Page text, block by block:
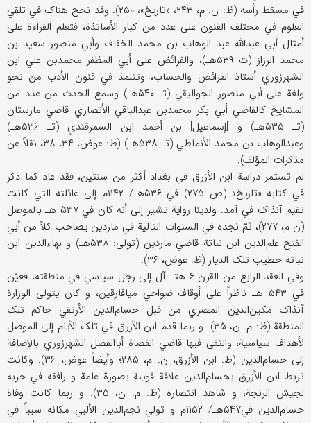
في مسقط رأسه (ظ: ن. م، ۲۴۳، «تاریخ»، ۲۵۰). وقد نجح هناک في تلقي
العلوم في مختلف الفنون علی عدد من کبار الأساتذة، فتعلم القراءة علی
أمثال أبي عبدالله عبد الوهاب بن محمد الخفاف وأبي منصور سعید بن
محمد الرزاز (ت ۵۳۹هـ)، والفرائض علی أبي المظفر محمدبن علي ابن
الشهرزوري أستاذ الفرائض والحساب، وتتلمذ في فنون الأدب من نحو
ولغة علی أبي منصور الجوالیقي (تـ ۵۴۰هـ) وسمع الحدث من عدد من
المشایخ کالقاضي أبي بکر محمدبن عبدالباقي الأنصاري قاضي مارستان
(تـ ۵۳۵هـ) و [إسماعیل] بن أحمد ابن السمرقندي (تـ ۵۳۶هـ)
وعبدالوهاب بن محمد الأنماطي (تـ ۵۳۸هـ) (ظ: عوض، ۳۴، ۳۸، نقلاً عن
مذکرات المؤلف).
لم تستمر دراسة ابن الأزرق في بغداد أکثر من سنتین، فقد عاد کما ذکر
في کتابه «تاریخ» (ص ۲۷۵) في ۵۳۶هـ/ ۱۱۴۲م إلی عائلته التي کانت
تقیم آنذاک في آمد. ولدینا روایة تشیر إلی أنه کان في ۵۳۷ هـ بالموصل
(ن م، ۲۷۷)، ثمّ نجده في السنوات التالیة في ماردین یصاحب کلاً من أبي
الفتح علم‌الدین ابن نباتة قاضي ماردین (تولی: ۵۳۸هـ) و بهاءالدین ابن
نباتة خطیب تلک الدیار (ظ: عوض، ۳۶).
وفي العقد الرابع من القرن ۶ هتـ آل إلی رجل سیاسي في منطقته، فعیّن
في ۵۴۳ هـ ناظراً علی أوقاف ضواحي میافارقین، و کان یتولی الوزارة
آنذاک مکین‌الدین المصري من قبل حسام‌الدین الأرتقي حاکم تلک
المنطقة (ظ: م. ن، ۳۵). و ربما قدم ابن الأزرق في تلک الأیام إلی الموصل
لأهداف سیاسیة، والتقی فیها قاضي القضاة أباالفضل الشهرزوري بالإضافة
إلی حسام‌الدین (ظ: ابن الأزرق، ن. م، ۲۸۵؛ وأیضاً عوض، ۳۶). وکانت
تربط ابن الأزرق بحسام‌الدین علاقة قویبة بصورة عامة و رافقه في حربه
لجیش الرنجة، و شاهد انتصاره (ظ: م. ن، ۳۵). و ربما کانت وفاة
حسام‌الدین في۵۴۷هـ/ ۱۱۵۲م و تولي نجم‌الدین الألبي مکانه سبباً في